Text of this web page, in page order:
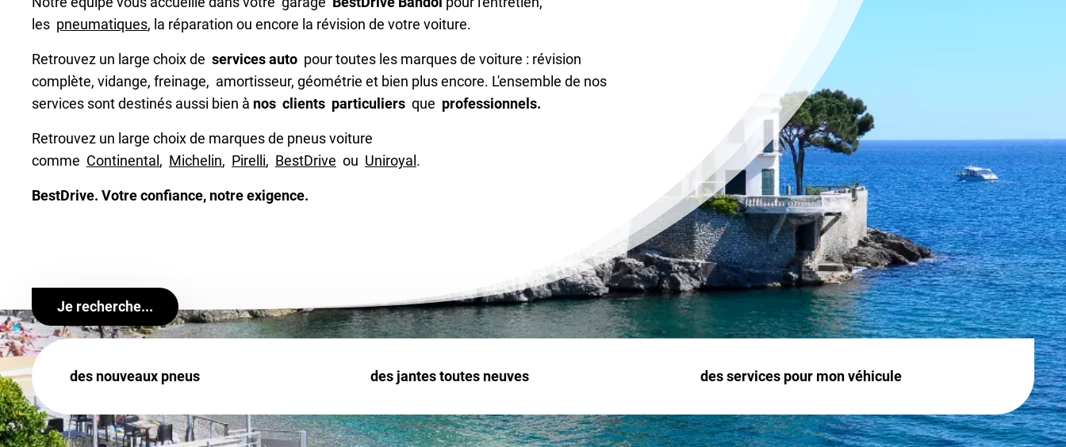
les pneumatiques, la réparation ou encore la révision de votre voiture.
Retrouvez un large choix de services auto pour toutes les marques de voiture : révision
complète, vidange, freinage, amortisseur, géométrie et bien plus encore. L'ensemble de nos
services sont destinés aussi bien à nos clients particuliers que professionnels.
Retrouvez un large choix de marques de pneus voiture
comme Continental , Michelin, Pirelli, BestDrive ou Uniroyal .
BestDrive. Votre confiance, notre exigence.
Je recherche...
des nouveaux pneus des jantes toutes neuves des services pour mon véhicule